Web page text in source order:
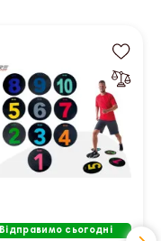
Відправимо сьогодні